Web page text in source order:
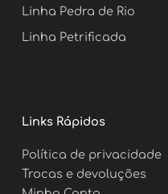
Linha Pedra de Rio
Linha Petrificada
Links Rápidos
Política de privacidade
Trocas e devoluções